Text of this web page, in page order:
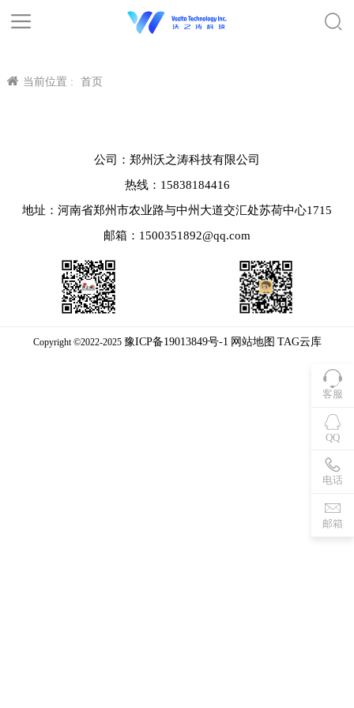
当前位置 : 首页
客服
QQ
电话
邮箱
公司：郑州沃之涛科技有限公司
热线：15838184416
地址：河南省郑州市农业路与中州大道交汇处苏荷中心1715
邮箱：1500351892@qq.com
Copyright ©2022-2025 豫ICP备19013849号-1 网站地图 TAG云库